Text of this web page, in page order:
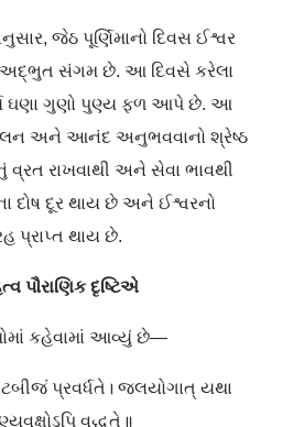
, જેઠ પૂર્ણિમાનો દિવસ ઈશ્વર
અદ્ભુત સંગમ છે. આ દિવસે કરેલા
ઘણા ગુણો પુણ્ય ફળ આપે છે. આ
અને આનંદ અનુભવવાનો શ્રેષ્ઠ
વ્રત રાખવાથી અને સેવા ભાવથી
દોષ દૂર થાય છે અને ઈશ્વરનો
પ્રાપ્ત થાય છે.
પૌરાણિક દૃષ્ટિએ
કહેવામાં આવ્યું છે—
પ્રવર્ધતે । જલયોગાત્ યથા
વૃદ્ધતે ॥